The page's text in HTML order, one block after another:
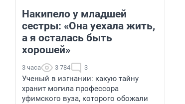
Накипело у младшей
сестры: «Она уехала жить,
а я осталась быть
хорошей»
3 часа 3 784 3
Ученый в изгнании: какую тайну
хранит могила профессора
уфимского вуза, которого обожали